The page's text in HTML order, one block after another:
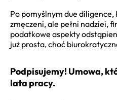
Po pomyślnym due diligence,
zmęczeni, ale pełni nadziei,
podatkowe aspekty
już prosta, choć
Podpisujemy! Umowa,
lata pracy.